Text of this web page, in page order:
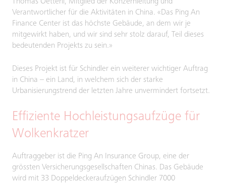
Verantwortlicher für die Aktivitäten in China. «Das Ping An
Finance Center ist das höchste Gebäude, an dem wir je
mitgewirkt haben, und wir sind sehr stolz darauf, Teil dieses
bedeutenden Projekts zu sein.»
Dieses Projekt ist für Schindler ein weiterer wichtiger Auftrag
in China – ein Land, in welchem sich der starke
Urbanisierungstrend der letzten Jahre unvermindert fortsetzt.
Effiziente Hochleistungsaufzüge für
Wolkenkratzer
Auftraggeber ist die Ping An Insurance Group, eine der
grössten Versicherungsgesellschaften Chinas. Das Gebäude
wird mit 33 Doppeldeckeraufzügen Schindler 7000